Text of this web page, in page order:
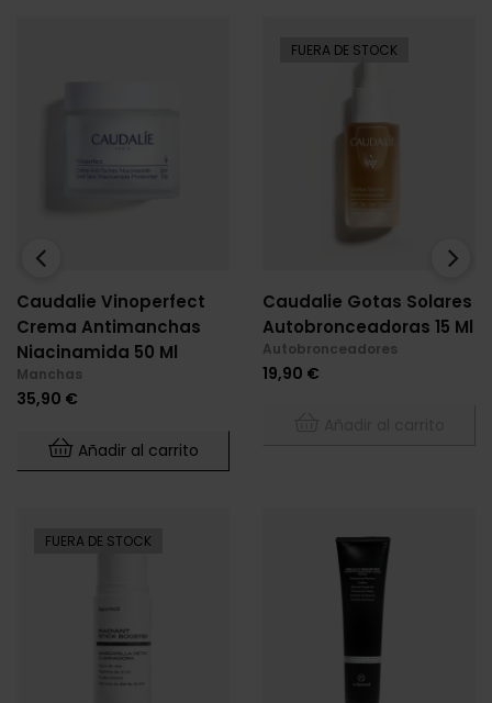
Caudalie Vinoperfect
Crema Antimanchas
Niacinamida 50 Ml
Manchas
Precio
35,90 €
Añadir al carrito
FUERA DE STOCK
Caudalie Gotas Solares
Autobronceadoras 15 Ml
Autobronceadores
Precio
19,90 €
‹ ›
FUERA DE STOCK